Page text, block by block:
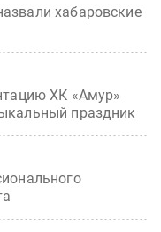
хабаровские
ХК «Амур»
праздник